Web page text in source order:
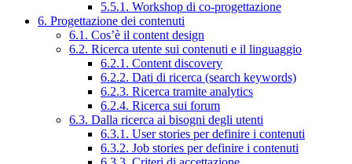
5.5.1. Workshop di co-progettazione
6. Progettazione dei contenuti
6.1. Cos’è il content design
6.2. Ricerca utente sui contenuti e il linguaggio
6.2.1. Content discovery
6.2.2. Dati di ricerca (search keywords)
6.2.3. Ricerca tramite analytics
6.2.4. Ricerca sui forum
6.3. Dalla ricerca ai bisogni degli utenti
6.3.1. User stories per definire i contenuti
6.3.2. Job stories per definire i contenuti